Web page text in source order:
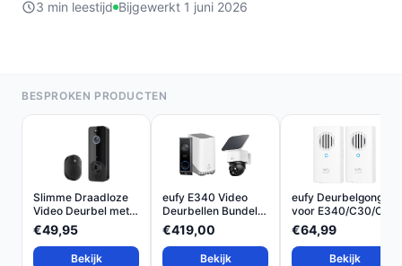
3 min leestijd Bijgewerkt 1 juni 2026
BESPROKEN PRODUCTEN
Slimme Draadloze
Video Deurbel met
108...
€49,95
Bekijk
eufy E340 Video
Deurbellen Bundel
met...
€419,00
Bekijk
eufy Deurbelgong
voor E340/C30/C31
Wit...
€64,99
Bekijk